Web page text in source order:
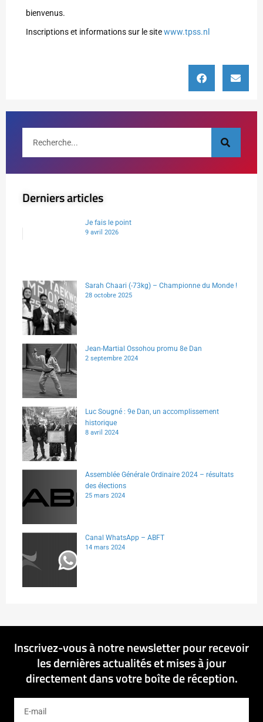
bienvenus.
Inscriptions et informations sur le sitewww.tpss.nl
Derniers articles
Je fais le point
9 avril 2026
Sarah Chaari (-73kg) – Championne du Monde !
28 octobre 2025
Jean-Martial Ossohou promu 8e Dan
2 septembre 2024
Luc Sougné : 9e Dan, un accomplissement
historique
8 avril 2024
Assemblée Générale Ordinaire 2024 – résultats
des élections
25 mars 2024
Canal WhatsApp – ABFT
14 mars 2024
Inscrivez-vous à notre newsletter pour recevoir
les dernières actualités et mises à jour
directement dans votre boîte de réception.